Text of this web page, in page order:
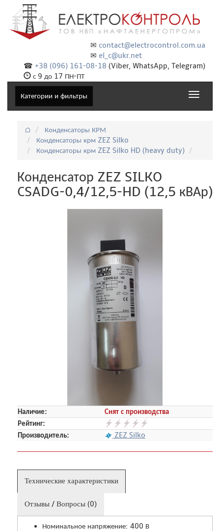
✉ contact@electrocontrol.com.ua
✉ el_c@ukr.net
☎ +38 (096) 161-08-18 (Viber, WhatsApp, Telegram)
с 9 до 17 ПН-ПТ
Категории и фильтры
Toggle
⌂
Конденсаторы КРМ
Конденсаторы крм ZEZ Silko
Конденсаторы крм ZEZ Silko HD (heavy duty)
Конденсатор ZEZ SILKO
CSADG-0,4/12,5-HD (12,5 кВАр)
Наличие:
Снят с производства
Рейтинг:
Производитель:
ZEZ Silko
Технические характеристики
Отзывы / Вопросы (0)
Номинальное напряжение: 400 В